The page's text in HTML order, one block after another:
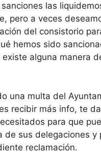
las
pero a veces
del consistorio
hemos sido
alguna manera
una multa del
recibir más info, te
para que
de sus delegaciones y
reclamación.